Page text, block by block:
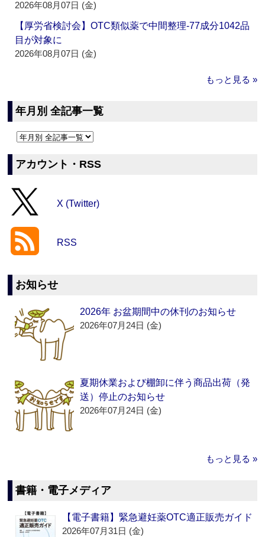
2026年08月07日 (金)
【厚労省検討会】OTC類似薬で中間整理‐77成分1042品
目が対象に
2026年08月07日 (金)
もっと見る »
年月別 全記事一覧
アカウント・RSS
X (Twitter)
RSS
お知らせ
2026年 お盆期間中の休刊のお知らせ
2026年07月24日 (金)
夏期休業および棚卸に伴う商品出荷（発
送）停止のお知らせ
2026年07月24日 (金)
もっと見る »
書籍・電子メディア
【電子書籍】緊急避妊薬OTC適正販売ガイド
2026年07月31日 (金)